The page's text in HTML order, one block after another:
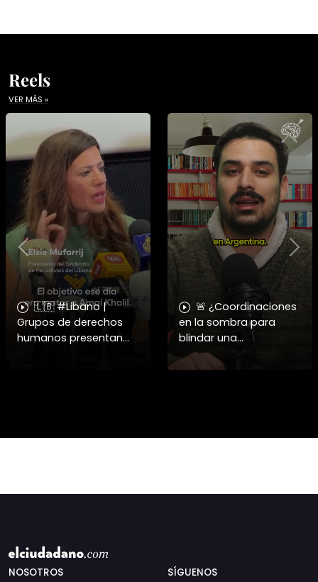
Reels
VER MÁS »
🇱🇧 #Libano |
Grupos de derechos
humanos presentan
🚨 ¿Coordinaciones
en la sombra para
blindar una
candidatura
presidencial? Nuevos
Previous
NOSOTROS SÍGUENOS